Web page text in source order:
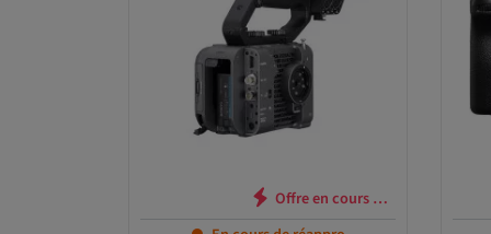
Offre en cours …